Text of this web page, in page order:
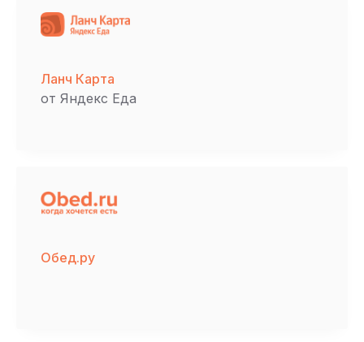
Ланч Карта
от Яндекс Еда
Обед.ру